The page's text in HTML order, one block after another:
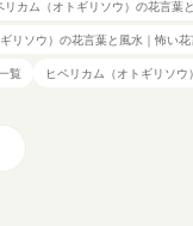
リカム（オトギリソウ）の花言葉
リソウ）の花言葉と風水｜怖い
覧 ヒペリカム（オトギリソ